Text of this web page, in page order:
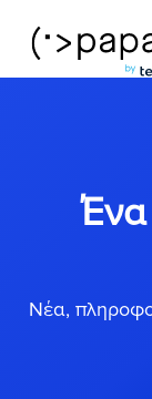
Νέα,